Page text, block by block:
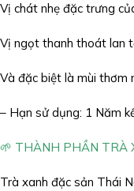
Vị chát nhẹ đặc trưng
Vị ngọt thanh thoát lan
Và đặc biệt là mùi thơm
– Hạn sử dụng: 1 Năm
🌱 THÀNH PHẦN TRÀ
Trà xanh đặc sản Thái